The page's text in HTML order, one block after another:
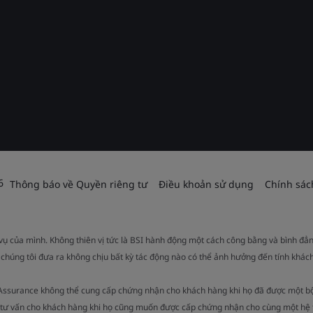
Thông báo về Quyền riêng tư Điều khoản sử dụng Chính
của mình. Không thiên vị tức là BSI hành động một cách công bằng và bình
tôi đưa ra không chịu bất kỳ tác động nào có thể ảnh hưởng đến tính
không thể cung cấp chứng nhận cho khách hàng khi họ đã được một
vấn cho khách hàng khi họ cũng muốn được cấp chứng nhận cho cùng một